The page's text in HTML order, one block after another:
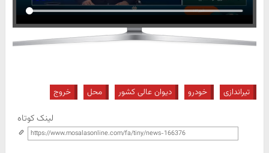
تیراندازی خودرو دیوان عالی کشور محل خروج
لینک کوتاه